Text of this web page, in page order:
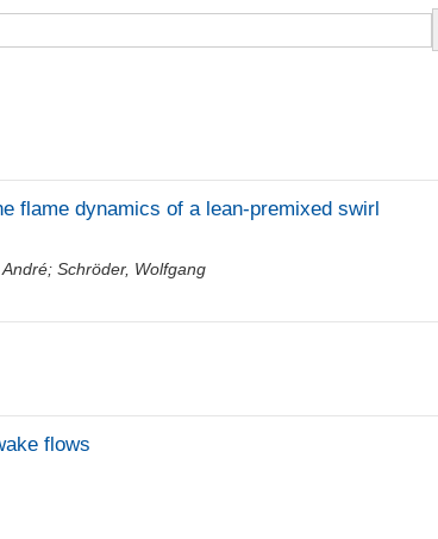
flame dynamics of a lean-premixed swirl
;Schröder, Wolfgang
flows